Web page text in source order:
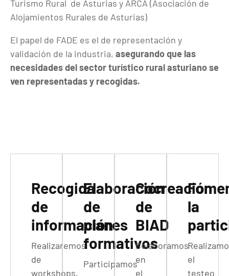
Turismo Rural de Asturias y ARCA (Asociación de
Alojamientos Rurales de Asturias)
El papel de FADE es el de representación y
validación de la industria, asegurando que las
necesidades del sector turístico rural asturiano se
ven representadas y recogidas.
Recogida
de
información
Realizaremos
de
workshops,
Elaboración
de
planes
formativos
Participamos
Cocreación
de
BIAD
Colaboramos
en
el
la
el
testeo